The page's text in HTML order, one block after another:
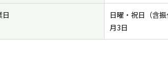
日
日曜・祝日（含
月3日